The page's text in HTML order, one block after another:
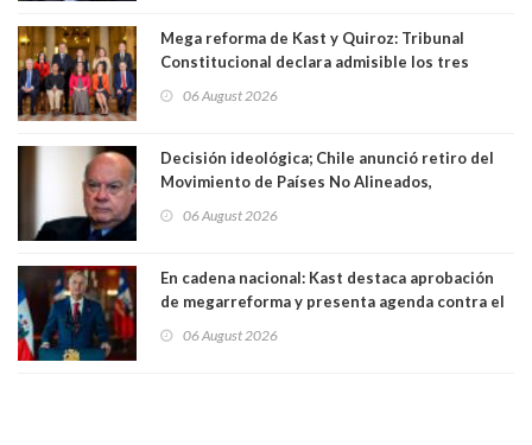
Mega reforma de Kast y Quiroz: Tribunal
Constitucional declara admisible los tres
06 August 2026
Decisión ideológica; Chile anunció retiro del
Movimiento de Países No Alineados,
1971. Excanciller Insulza lamentó decisión
06 August 2026
En cadena nacional: Kast destaca aprobación
de megarreforma y presenta agenda contra el
06 August 2026